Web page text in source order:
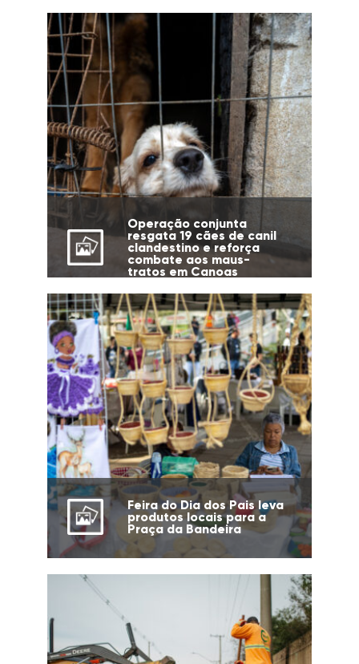
Operação conjunta
resgata 19 cães de canil
clandestino e reforça
combate aos maus-
tratos em Canoas
Feira do Dia dos Pais leva
produtos locais para a
Praça da Bandeira